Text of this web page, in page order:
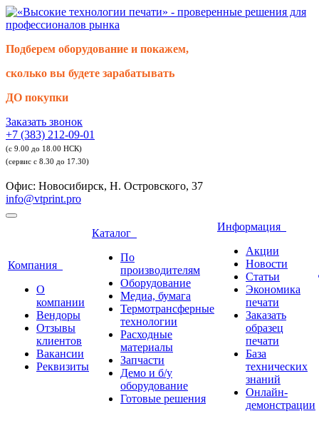
Подберем оборудование и покажем,
сколько вы будете зарабатывать
ДО покупки
Заказать звонок
+7 (383) 212-09-01
(с 9.00 до 18.00 НСК)
(сервис с 8.30 до 17.30)
Офис: Новосибирск, Н. Островского, 37
info@vtprint.pro
Компания
О
компании
Вендоры
Отзывы
клиентов
Вакансии
Реквизиты
Каталог
По
производителям
Оборудование
Медиа, бумага
Термотрансферные
технологии
Расходные
материалы
Запчасти
Демо и б/у
оборудование
Готовые решения
Информация
Акции
Новости
Статьи
Экономика
печати
Заказать
образец
печати
База
технических
знаний
Онлайн-
демонстрации